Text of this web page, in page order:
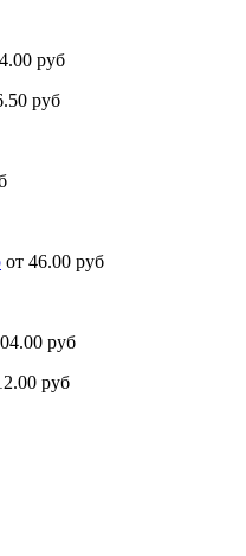
руб
руб
от 46.00 руб
руб
руб